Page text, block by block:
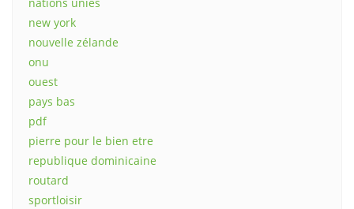
nations unies
new york
nouvelle zélande
onu
ouest
pays bas
pdf
pierre pour le bien etre
republique dominicaine
routard
sportloisir